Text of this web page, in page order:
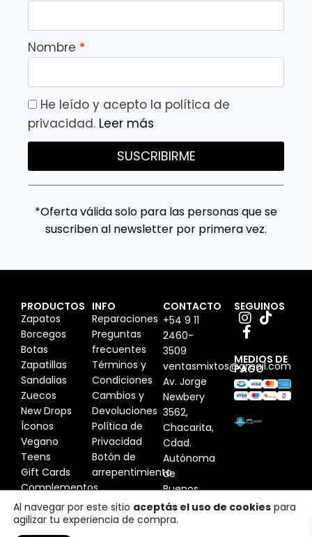
Nombre
He leído y acepto la política de
privacidad. Leer más
SUSCRIBIRME
*Oferta válida solo para las personas que se
suscriben al newsletter por primera vez.
PRODUCTOS
Zapatos
Borcegos
Botas
Zapatillas
Sandalias
Zuecos
New Drops
Íconos
Vegano
Teens
Gift Cards
Complementos
INFO
Reparaciones
Preguntas
frecuentes
Términos y
Condiciones
Cambios y
Devoluciones
Política de
Privacidad
Botón de
arrepentimiento
CONTACTO
+54 9 11
2460-
3509
ventasmixtos@gmail.com
Av. Jorge
Newbery
3562,
Chacarita,
Cdad.
Autónoma
de
Buenos
Aires,
Argentina
SEGUINOS
MEDIOS DE
PAGO
Al navegar por este sitio aceptás el uso de cookies para
agilizar tu experiencia de compra.